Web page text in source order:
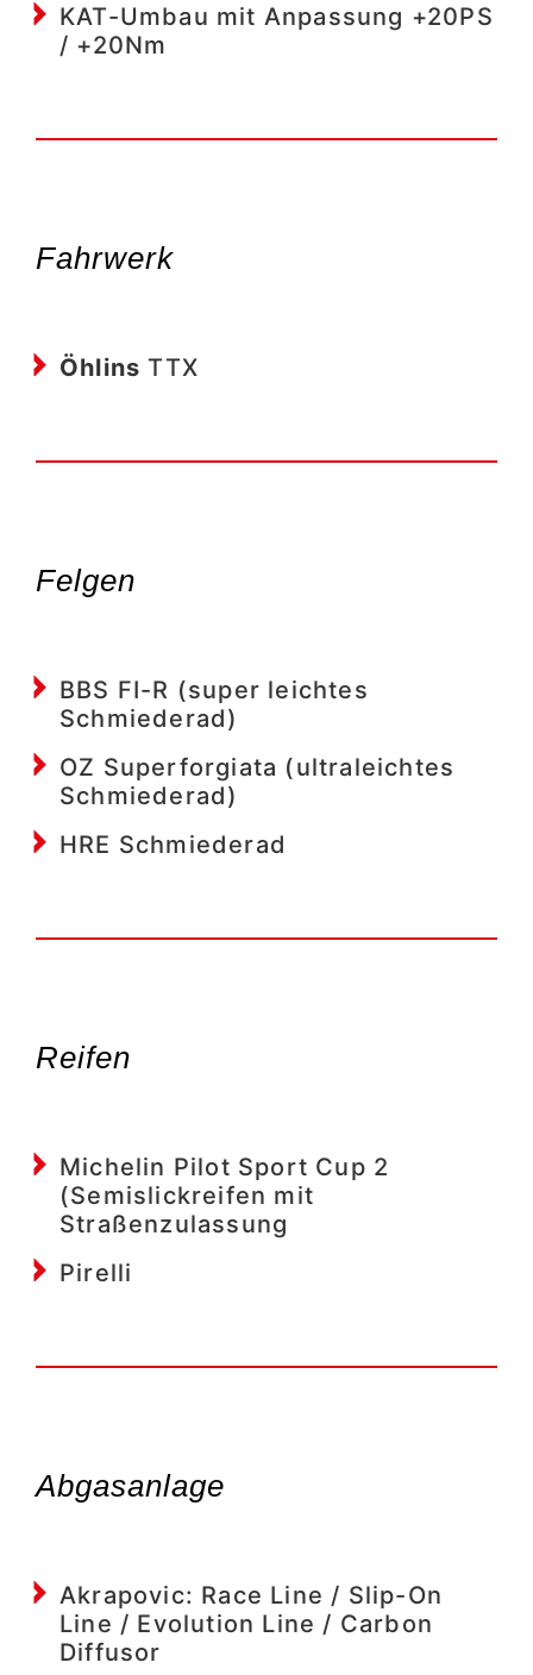
KAT-Umbau mit Anpassung +20PS
/ +20Nm
Fahrwerk​
Öhlins TTX
Felgen
BBS FI-R (super leichtes
Schmiederad)
OZ Superforgiata (ultraleichtes
Schmiederad)
HRE Schmiederad
Reifen
Michelin Pilot Sport Cup 2
(Semislickreifen mit
Straßenzulassung
Pirelli
Abgasanlage
Akrapovic: Race Line / Slip-On
Line / Evolution Line / Carbon
Diffusor